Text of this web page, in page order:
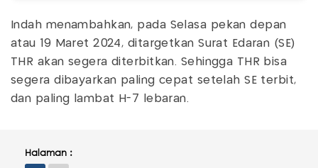
Indah menambahkan, pada Selasa pekan depan
atau 19 Maret 2024, ditargetkan Surat Edaran (SE)
THR akan segera diterbitkan. Sehingga THR bisa
segera dibayarkan paling cepat setelah SE terbit,
dan paling lambat H-7 lebaran.
Halaman :